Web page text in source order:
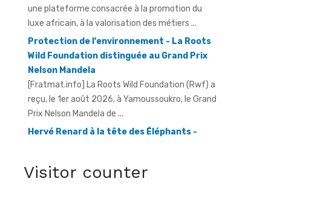
Protection de l'environnement - La Roots
Wild Foundation distinguée au Grand Prix
Nelson Mandela
[Fratmat.info] La Roots Wild Foundation (Rwf) a
reçu, le 1er août 2026, à Yamoussoukro, le Grand
Prix Nelson Mandela de ...
Hervé Renard à la tête des Éléphants -
Idriss Diallo justifie son choix
[Fratmat.info] L'expérience, la connaissance du
choix ...
Visitor counter